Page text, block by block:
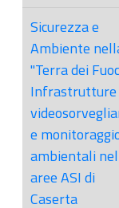
Sicurezza e
Ambiente
"Terra dei
e
ambientali
aree ASI di
Caserta